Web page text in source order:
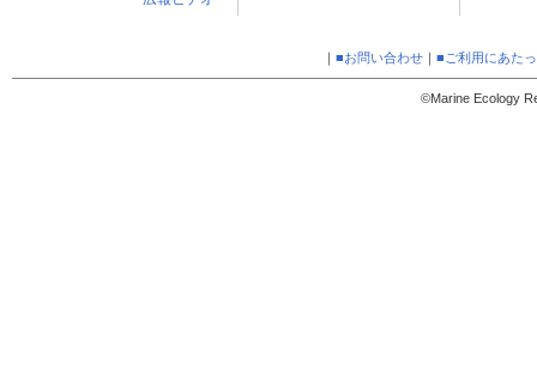
｜ ■お問い合わせ ｜ ■ご利用にあた
©Marine Ecology